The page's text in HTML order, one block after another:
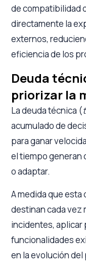
de compatibilidad
directamente la
externos,
eficiencia de los
Deuda
priorizar la
La deuda técnica (
acumulado de
para ganar
el tiempo generan
o adaptar.
A medida que
destinan cada vez
incidentes, aplicar
funcionalidades
en la evolución